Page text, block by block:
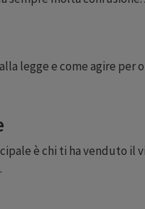
legge e come agire
è chi ti ha venduto il